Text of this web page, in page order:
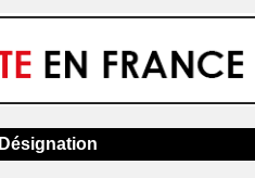
Désignation